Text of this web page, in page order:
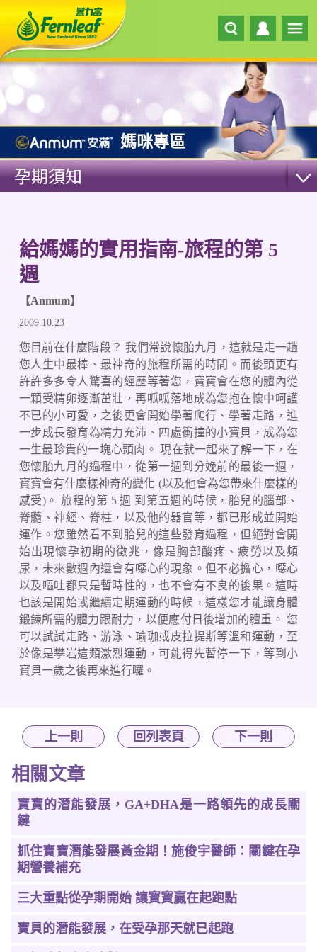
媽咪專區
孕期須知
給媽媽的實用指南-旅程的第 5
週
【Anmum】
2009.10.23
您目前在什麼階段？ 我們常說懷胎九月，這就是走一趟
您人生中最棒、最神奇的旅程所需的時間。而後頭更有
許許多多令人驚喜的經歷等著您，寶寶會在您的體內從
一顆受精卵逐漸茁壯，再呱呱落地成為您抱在懷中呵護
不已的小可愛，之後更會開始學著爬行、學著走路，進
一步成長發育為精力充沛、四處衝撞的小寶貝，成為您
一生最珍貴的一塊心頭肉。 現在就一起來了解一下，在
您懷胎九月的過程中，從第一週到分娩前的最後一週，
寶寶會有什麼樣神奇的變化 (以及他會為您帶來什麼樣的
感受)。 旅程的第 5 週 到第五週的時候，胎兒的腦部、
脊髓、神經、脊柱，以及他的器官等，都已形成並開始
運作。您雖然看不到胎兒的這些發育過程，但絕對會開
始出現懷孕初期的徵兆，像是胸部酸疼、疲勞以及頻
尿，未來數週內還會有噁心的現象。但不必擔心，噁心
以及嘔吐都只是暫時性的，也不會有不良的後果。這時
也該是開始或繼續定期運動的時候，這樣您才能讓身體
鍛鍊所需的體力跟耐力，以便應付日後增加的體重。 您
可以試試走路、游泳、瑜珈或皮拉提斯等溫和運動，至
於像是攀岩這類激烈運動，可能得先暫停一下，等到小
寶貝一歲之後再來進行囉。
上一則 回列表頁 下一則
相關文章
寶寶的潛能發展，GA+DHA是一路領先的成長關
鍵
抓住寶寶潛能發展黃金期！施俊宇醫師：關鍵在孕
期營養補充
三大重點從孕期開始 讓寳寳贏在起跑點
寶貝的潛能發展，在受孕那天就已起跑